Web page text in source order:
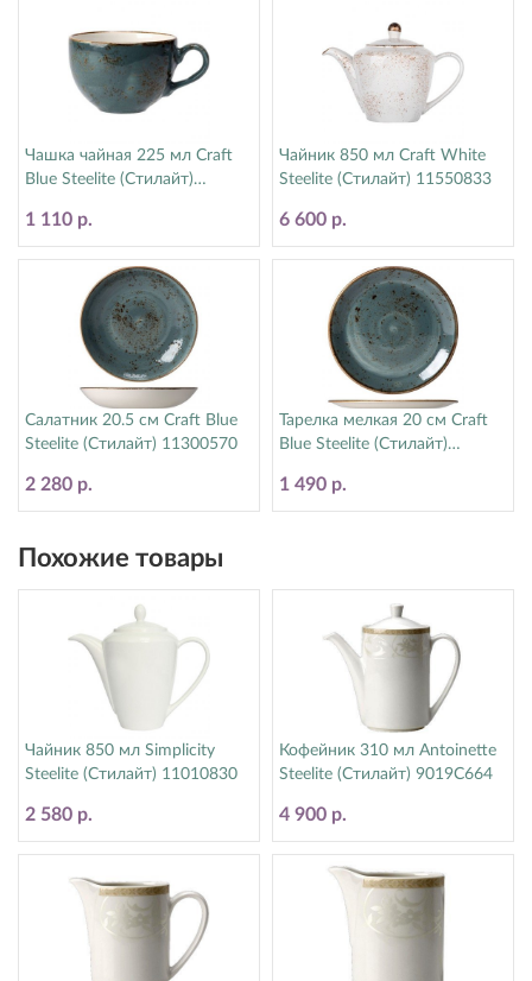
Чашка чайная 225 мл Craft
Blue Steelite (Стилайт)
1 110 р.
Чайник 850 мл Craft White
Steelite (Стилайт) 11550833
6 600 р.
Салатник 20.5 см Craft Blue
Steelite (Стилайт) 11300570
2 280 р.
Тарелка мелкая 20 см Craft
Blue Steelite (Стилайт)
1 490 р.
Похожие товары
Чайник 850 мл Simplicity
Steelite (Стилайт) 11010830
2 580 р.
Кофейник 310 мл Antoinette
Steelite (Стилайт) 9019C664
4 900 р.